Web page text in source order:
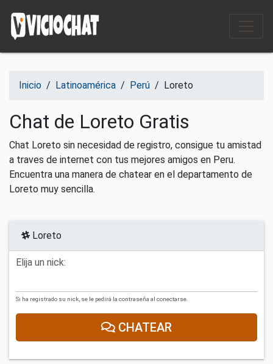
Inicio / Latinoamérica / Perú / Loreto
Chat de Loreto Gratis
Chat Loreto sin necesidad de registro, consigue tu amistad
a traves de internet con tus mejores amigos en Peru.
Encuentra una manera de chatear en el departamento de
Loreto muy sencilla.
Loreto
Elija un nick:
Si ha registrado su nick, se le pedirá la contraseña al conectarse.
CHATEAR